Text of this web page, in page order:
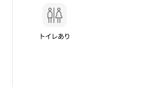
トイレあり